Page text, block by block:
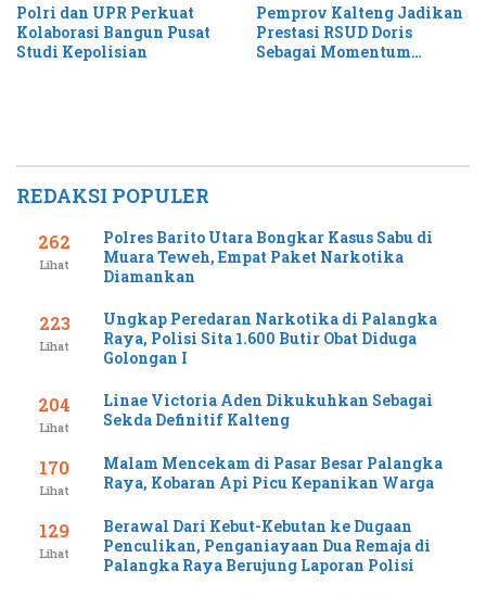
Polri dan UPR Perkuat
Kolaborasi Bangun Pusat
Studi Kepolisian
Pemprov Kalteng Jadikan
Prestasi RSUD Doris
Sebagai Momentum
REDAKSI POPULER
262
Lihat
Polres Barito Utara Bongkar Kasus Sabu di
Muara Teweh, Empat Paket Narkotika
Diamankan
223
Lihat
Ungkap Peredaran Narkotika di Palangka
Raya, Polisi Sita 1.600 Butir Obat Diduga
Golongan I
204
Lihat
Linae Victoria Aden Dikukuhkan Sebagai
Sekda Definitif Kalteng
170
Lihat
Malam Mencekam di Pasar Besar Palangka
Raya, Kobaran Api Picu Kepanikan Warga
129
Lihat
Berawal Dari Kebut-Kebutan ke Dugaan
Penculikan, Penganiayaan Dua Remaja di
Palangka Raya Berujung Laporan Polisi